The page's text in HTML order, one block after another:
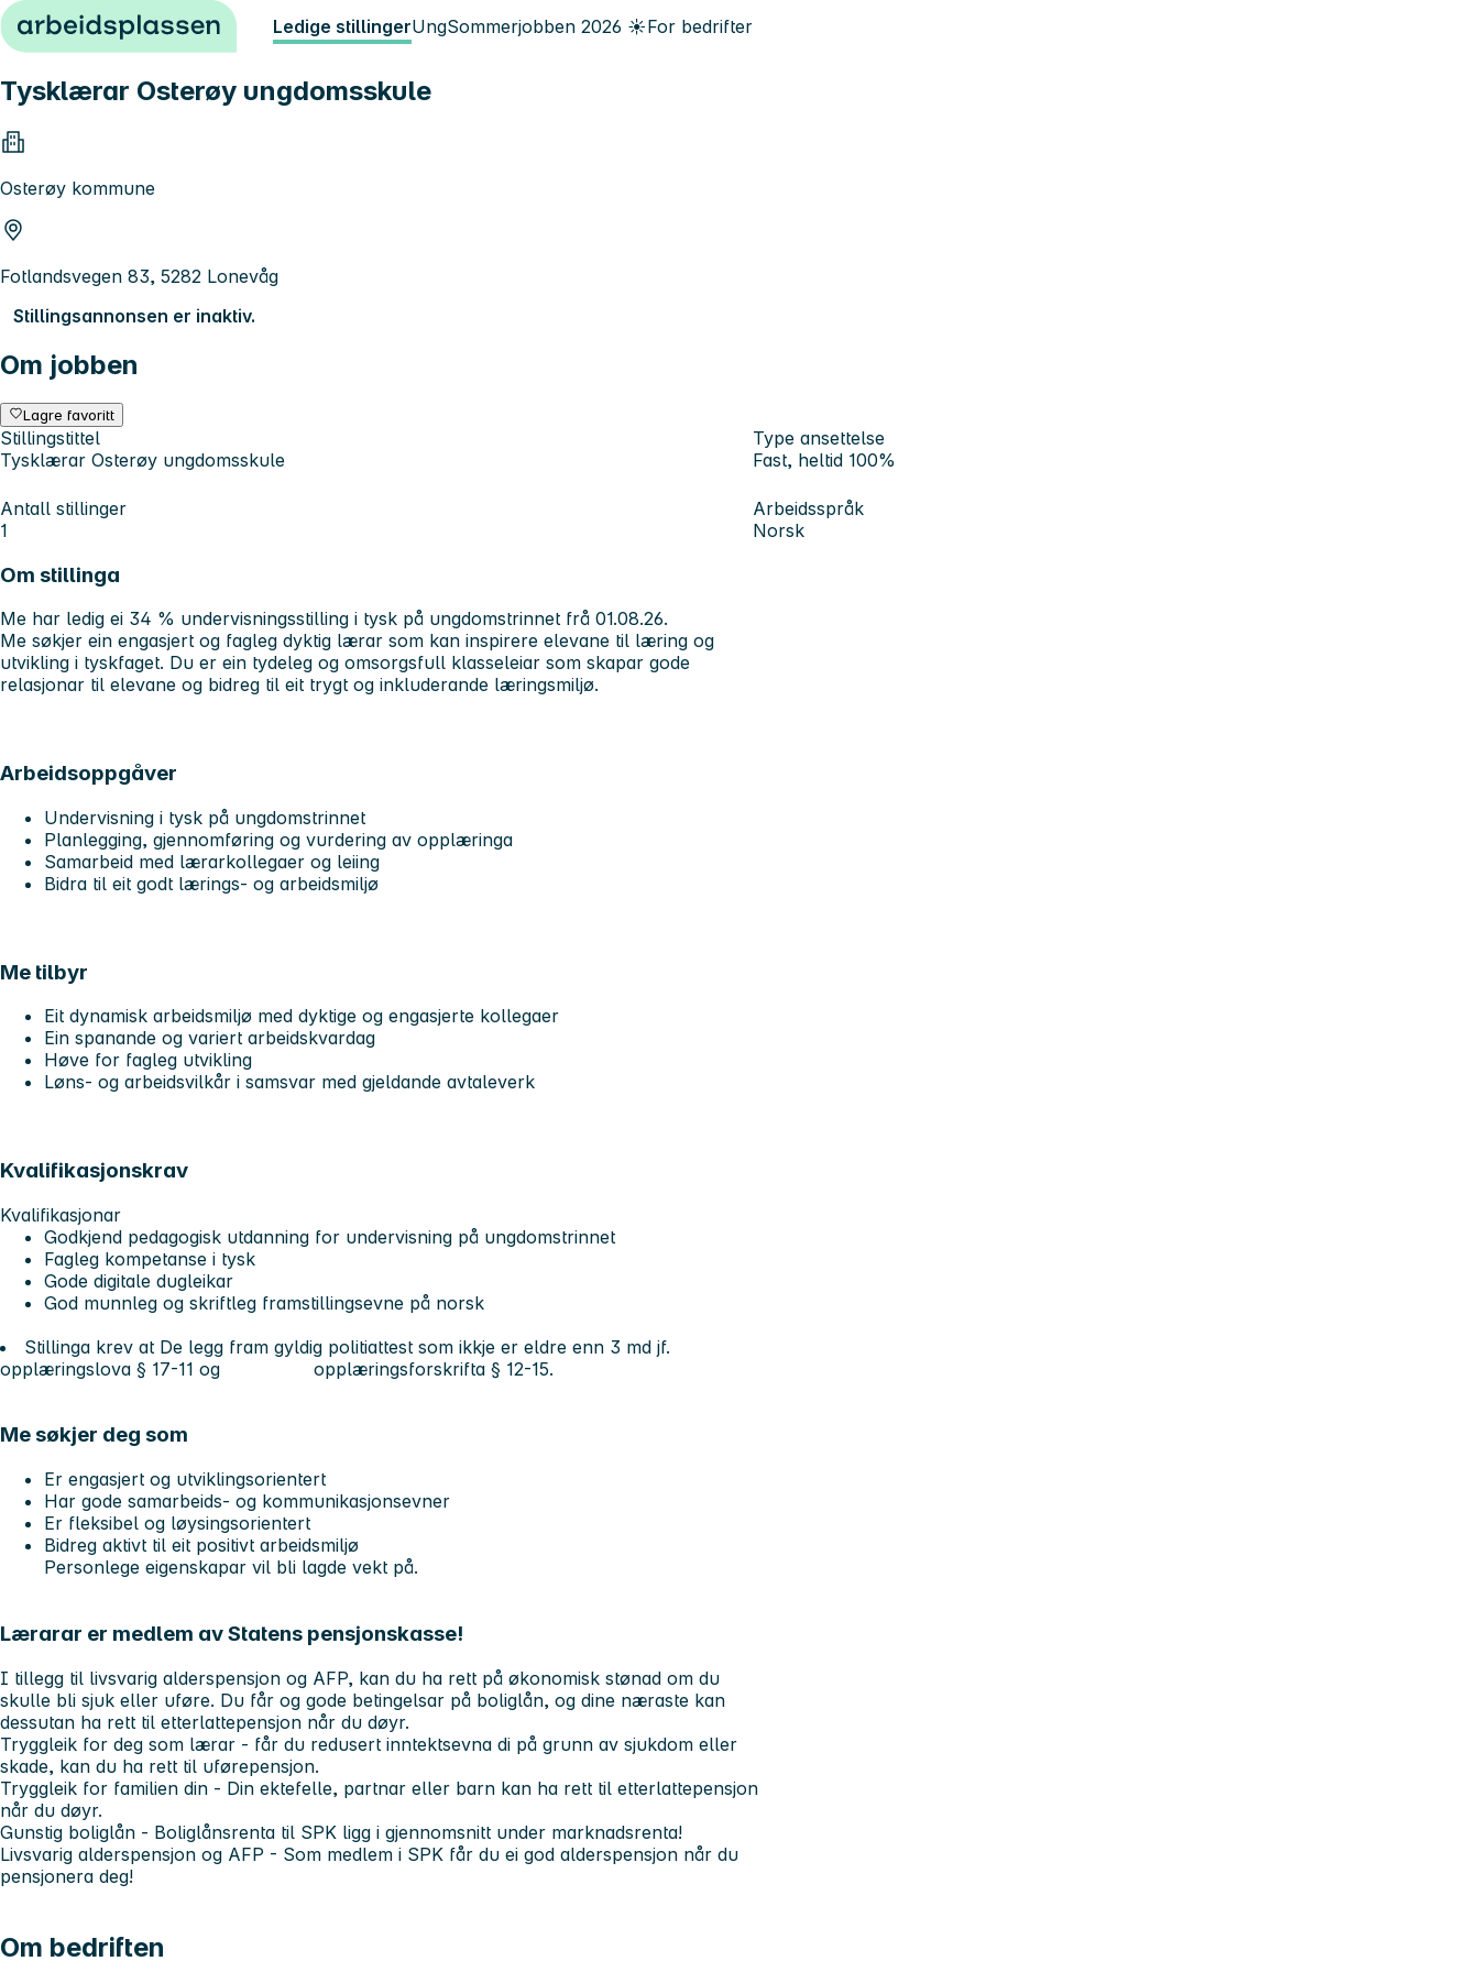
Hopp til innhold Ledige stillingerUngSommerjobben 2026 ☀️For bedrifter
Tysklærar Osterøy ungdomsskule
Osterøy kommune
Fotlandsvegen 83, 5282 Lonevåg
Stillingsannonsen er inaktiv.
Om jobben
Lagre favoritt
Stillingstittel
Tysklærar Osterøy ungdomsskule
Type ansettelse
Fast, heltid 100%
Antall stillinger
1
Arbeidsspråk
Norsk
Om stillinga
Me har ledig ei 34 % undervisningsstilling i tysk på ungdomstrinnet frå 01.08.26.
Me søkjer ein engasjert og fagleg dyktig lærar som kan inspirere elevane til læring og
utvikling i tyskfaget. Du er ein tydeleg og omsorgsfull klasseleiar som skapar gode
relasjonar til elevane og bidreg til eit trygt og inkluderande læringsmiljø.
Arbeidsoppgåver
Undervisning i tysk på ungdomstrinnet
Planlegging, gjennomføring og vurdering av opplæringa
Samarbeid med lærarkollegaer og leiing
Bidra til eit godt lærings- og arbeidsmiljø
Me tilbyr
Eit dynamisk arbeidsmiljø med dyktige og engasjerte kollegaer
Ein spanande og variert arbeidskvardag
Høve for fagleg utvikling
Løns- og arbeidsvilkår i samsvar med gjeldande avtaleverk
Kvalifikasjonskrav
Kvalifikasjonar
Godkjend pedagogisk utdanning for undervisning på ungdomstrinnet
Fagleg kompetanse i tysk
Gode digitale dugleikar
God munnleg og skriftleg framstillingsevne på norsk
Stillinga krev at De legg fram gyldig politiattest som ikkje er eldre enn 3 md jf.
opplæringslova § 17-11 og opplæringsforskrifta § 12-15.
Me søkjer deg som
Er engasjert og utviklingsorientert
Har gode samarbeids- og kommunikasjonsevner
Er fleksibel og løysingsorientert
Bidreg aktivt til eit positivt arbeidsmiljø
Personlege eigenskapar vil bli lagde vekt på.
Lærarar er medlem av Statens pensjonskasse!
I tillegg til livsvarig alderspensjon og AFP, kan du ha rett på økonomisk stønad om du
skulle bli sjuk eller uføre. Du får og gode betingelsar på boliglån, og dine næraste kan
dessutan ha rett til etterlattepensjon når du døyr.
Tryggleik for deg som lærar - får du redusert inntektsevna di på grunn av sjukdom eller
skade, kan du ha rett til uførepensjon.
Tryggleik for familien din - Din ektefelle, partnar eller barn kan ha rett til etterlattepensjon
når du døyr.
Gunstig boliglån - Boliglånsrenta til SPK ligg i gjennomsnitt under marknadsrenta!
Livsvarig alderspensjon og AFP - Som medlem i SPK får du ei god alderspensjon når du
pensjonera deg!
Om bedriften